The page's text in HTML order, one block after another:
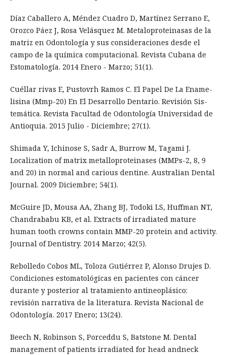
Díaz Caballero A, Méndez Cuadro D, Martínez Serrano E,
Orozco Páez J, Rosa Velásquez M. Metaloproteinasas de la
matriz en Odontología y sus consideraciones desde el
campo de la química computacional. Revista Cubana de
Estomatología. 2014 Enero - Marzo; 51(1).
Cuéllar rivas E, Pustovrh Ramos C. El Papel De La Ename-
lisina (Mmp-20) En El Desarrollo Dentario. Revisión Sis-
temática. Revista Facultad de Odontología Universidad de
Antioquia. 2015 Julio - Diciembre; 27(1).
Shimada Y, Ichinose S, Sadr A, Burrow M, Tagami J.
Localization of matrix metalloproteinases (MMPs-2, 8, 9
and 20) in normal and carious dentine. Australian Dental
Journal. 2009 Diciembre; 54(1).
McGuire JD, Mousa AA, Zhang BJ, Todoki LS, Huffman NT,
Chandrababu KB, et al. Extracts of irradiated mature
human tooth crowns contain MMP-20 protein and activity.
Journal of Dentistry. 2014 Marzo; 42(5).
Rebolledo Cobos ML, Toloza Gutiérrez P, Alonso Drujes D.
Condiciones estomatológicas en pacientes con cáncer
durante y posterior al tratamiento antineoplásico:
revisión narrativa de la literatura. Revista Nacional de
Odontología. 2017 Enero; 13(24).
Beech N, Robinson S, Porceddu S, Batstone M. Dental
management of patients irradiated for head andneck